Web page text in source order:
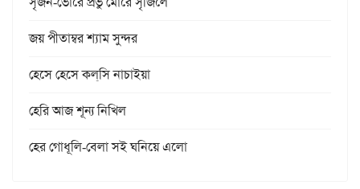
জয় পীতাম্বর শ্যাম সুন্দর
হেসে হেসে কল্‌সি নাচাইয়া
হেরি আজ শূন্য নিখিল
হের গোধূলি-বেলা সই ঘনিয়ে এলো